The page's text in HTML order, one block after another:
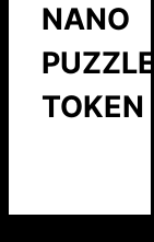
NANO
PUZZLE
TOKEN